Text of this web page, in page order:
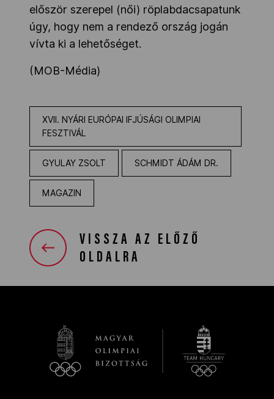
először szerepel (női) röplabdacsapatunk
úgy, hogy nem a rendező ország jogán
vívta ki a lehetőséget.
(MOB-Média)
XVII. NYÁRI EURÓPAI IFJÚSÁGI OLIMPIAI
FESZTIVÁL
GYULAY ZSOLT SCHMIDT ÁDÁM DR.
MAGAZIN
VISSZA AZ ELŐZŐ
OLDALRA